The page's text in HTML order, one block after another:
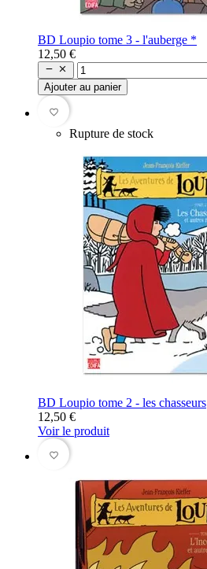
BD Loupio tome 3 - l'auberge *
12,50 €
 
Ajouter au panier
favorite_border
Rupture de stock
BD Loupio tome 2 - les chasseurs
12,50 €
Voir le produit
favorite_border